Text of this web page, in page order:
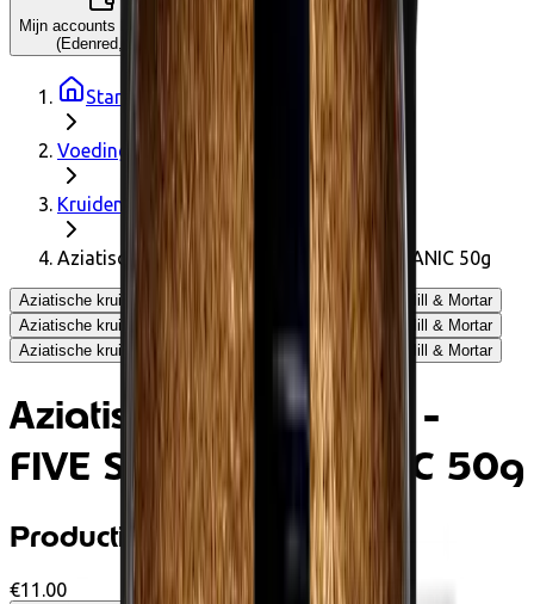
Mijn accounts koppelen
(Edenred, ...)
Startpagina
Voedingswaren
Kruiden
Aziatische kruidenmix - FIVE SPICE - ORGANIC 50g
Aziatische kruidenmix - FIVE SPICE - ORGANIC 50g - Mill & Mortar
Aziatische kruidenmix - FIVE SPICE - ORGANIC 50g - Mill & Mortar
Aziatische kruidenmix - FIVE SPICE - ORGANIC 50g - Mill & Mortar
Aziatische kruidenmix -
FIVE SPICE - ORGANIC 50g
Productinformatie
€11.00